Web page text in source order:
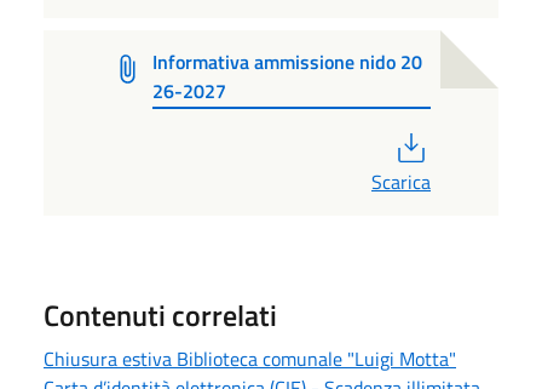
Informativa ammissione nido 20
26-2027
Scarica
Contenuti correlati
Chiusura estiva Biblioteca comunale "Luigi Motta"